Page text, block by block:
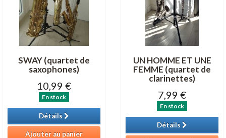
SWAY (quartet de
saxophones)
10,99 €
En stock
Détails
Ajouter au panier
UN HOMME ET UNE
FEMME (quartet de
clarinettes)
7,99 €
En stock
Détails